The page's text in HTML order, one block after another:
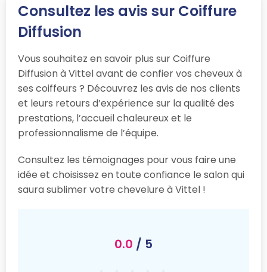
Consultez les avis sur Coiffure
Diffusion
Vous souhaitez en savoir plus sur Coiffure
Diffusion à Vittel avant de confier vos cheveux à
ses coiffeurs ? Découvrez les avis de nos clients
et leurs retours d’expérience sur la qualité des
prestations, l’accueil chaleureux et le
professionnalisme de l’équipe.
Consultez les témoignages pour vous faire une
idée et choisissez en toute confiance le salon qui
saura sublimer votre chevelure à Vittel !
0.0 / 5